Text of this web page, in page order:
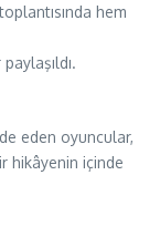
hem
eden oyuncular,
hikâyenin içinde